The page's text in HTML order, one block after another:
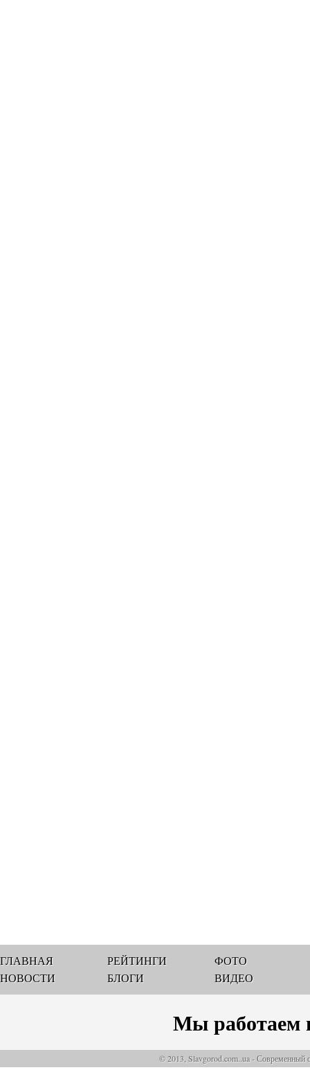
ГЛАВНАЯ
НОВОСТИ
РЕЙТИНГИ
БЛОГИ
ФОТО
ВИДЕО
Мы работаем
© 2013, Slavgorod.com..ua - Современный